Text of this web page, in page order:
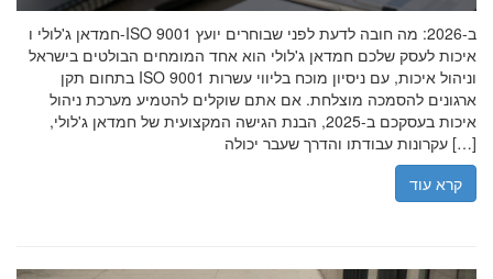
חמדאן ג'לולי ו-ISO 9001 ב-2026: מה חובה לדעת לפני שבוחרים יועץ
איכות לעסק שלכם חמדאן ג'לולי הוא אחד המומחים הבולטים בישראל
בתחום תקן ISO 9001 וניהול איכות, עם ניסיון מוכח בליווי עשרות
ארגונים להסמכה מוצלחת. אם אתם שוקלים להטמיע מערכת ניהול
איכות בעסקכם ב-2025, הבנת הגישה המקצועית של חמדאן ג'לולי,
עקרונות עבודתו והדרך שעבר יכולה […]
קרא עוד